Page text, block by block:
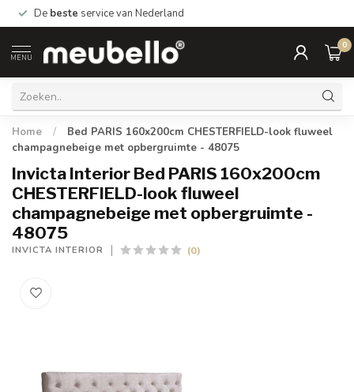
De beste service van Nederland
MENU
0
Home /
Bed PARIS 160x200cm CHESTERFIELD-look fluweel
champagnebeige met opbergruimte - 48075
Invicta Interior Bed PARIS 160x200cm
CHESTERFIELD-look fluweel
champagnebeige met opbergruimte -
48075
INVICTA INTERIOR (0)